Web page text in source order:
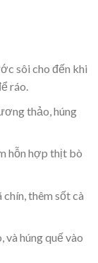
sôi cho đến khi
ráo.
thảo, húng
hỗn hợp thịt bò
thêm sốt cà
húng quế vào